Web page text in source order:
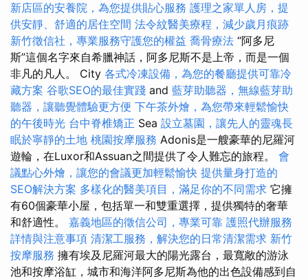
新店區的安養院，為您提供貼心服務 護理之家單人房，提
供安靜、舒適的居住空間 法令紋醫美療程，減少歲月痕跡
新竹徵信社，專業服務守護您的權益 喬骨療法 “阿多尼
斯”這個名字來自希臘神話，阿多尼斯不是上帝，而是一個
非凡的凡人。 City 各式冷凍設備，為您的餐廳提供可靠冷
藏方案 谷歌SEO的最佳實踐 and 藍芽助聽器，無線藍芽助
聽器，讓聽覺體驗更方便 下午茶外燴，為您帶來輕鬆愉快
的午後時光 台中脊椎矯正 Sea 設立墓園，讓先人的靈魂長
眠於寧靜的土地 桃園按摩服務 Adonis是一艘豪華的尼羅河
遊輪，在Luxor和Assuan之間提供了令人難忘的旅程。 會
議點心外燴，讓您的會議更加輕鬆愉快 提供量身打造的
SEO解決方案 多樣化的醫美項目，滿足你的不同需求 它擁
有60個豪華小屋，包括單一和雙重選擇，提供獨特的奢華
和舒適性。 嘉義地區的徵信公司，專業可靠 護照代辦服務
詳情與注意事項 清潔工服務，解決您的日常清潔需求 新竹
按摩服務 擁有埃及尼羅河最大的陽光露台，最寬敞的游泳
池和按摩浴缸，城市和海洋阿多尼斯為他的出色設備感到自